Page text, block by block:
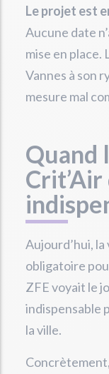
Le projet est
Aucune date
mise en place.
Vannes à son
mesure mal
Quand
Aujourd’hui, la
obligatoire
ZFE voyait le
indispensable
la ville.